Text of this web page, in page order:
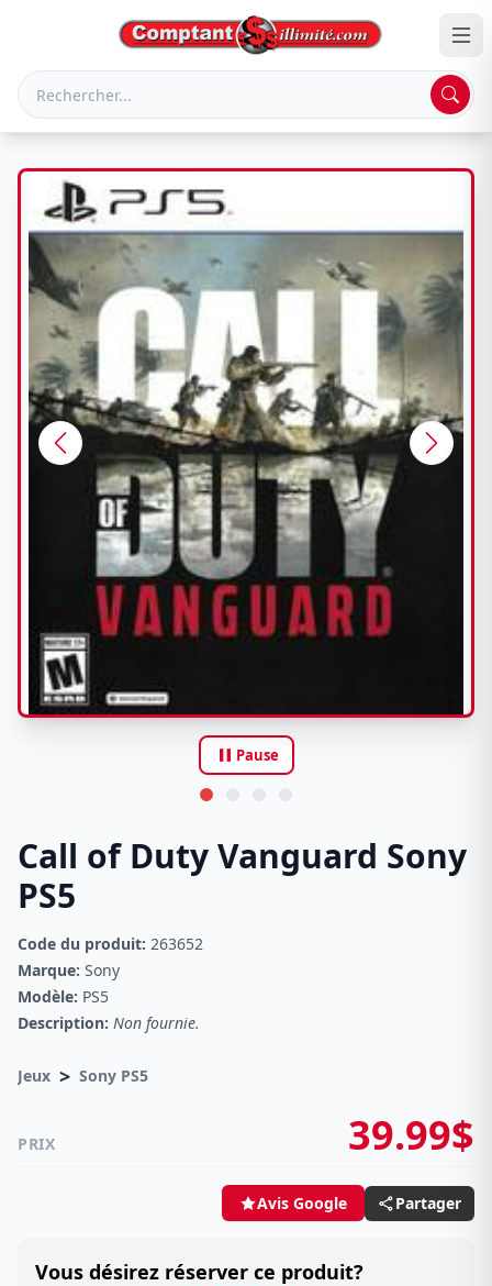
pause Pause
Call of Duty Vanguard Sony
PS5
Code du produit: 263652
Marque: Sony
Modèle: PS5
Description: Non fournie.
Jeux > Sony PS5
PRIX 39.99$
Avis Google Partager
Vous désirez réserver ce produit?